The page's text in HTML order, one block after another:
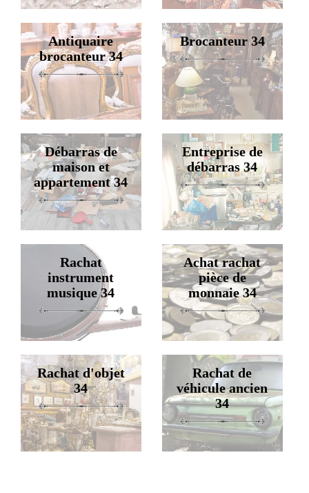
Antiquaire
brocanteur 34
Brocanteur 34
Débarras de
maison et
appartement 34
Entreprise de
débarras 34
Rachat
instrument
musique 34
Achat rachat
pièce de
monnaie 34
Rachat d'objet
34
Rachat de
véhicule ancien
34